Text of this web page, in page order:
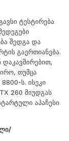
ტესტირება
შედგა და
გაერთიანება.
დაკავშირებით,
თუმცა
ს. ისეკი
260 მიუდგას
აპაჩესი